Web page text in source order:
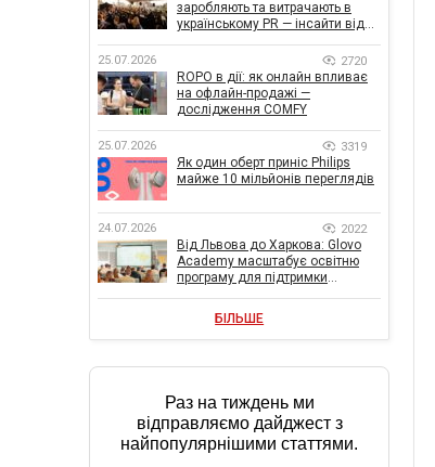
заробляють та витрачають в
українському PR — інсайти від
25.07.2026 2720
ROPO в дії: як онлайн впливає
на офлайн-продажі —
дослідження COMFY
25.07.2026 3319
Як один оберт приніс Philips
майже 10 мільйонів переглядів
24.07.2026 2022
Від Львова до Харкова: Glovo
Academy масштабує освітню
програму для підтримки
БІЛЬШЕ
Раз на тиждень ми
відправляємо дайджест з
найпопулярнішими статтями.